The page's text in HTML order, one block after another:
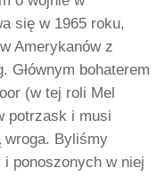
się w 1965 roku,
Amerykanów z
Głównym bohaterem
(w tej roli Mel
potrzask i musi
wroga. Byliśmy
i ponoszonych w niej